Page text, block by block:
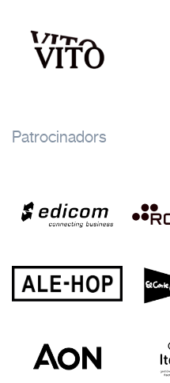
Patrocinadors